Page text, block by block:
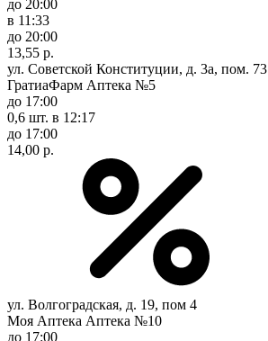
до 20:00
в 11:33
до 20:00
13,55 р.
ул. Советской Конституции, д. 3а, пом. 73
ГратиаФарм Аптека №5
до 17:00
0,6 шт. в 12:17
до 17:00
14,00 р.
ул. Волгоградская, д. 19, пом 4
Моя Аптека Аптека №10
до 17:00